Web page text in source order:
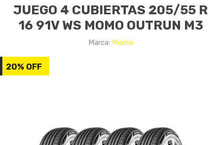
JUEGO 4 CUBIERTAS 205/55 R
16 91V WS MOMO OUTRUN M3
Marca: Momo
20% OFF